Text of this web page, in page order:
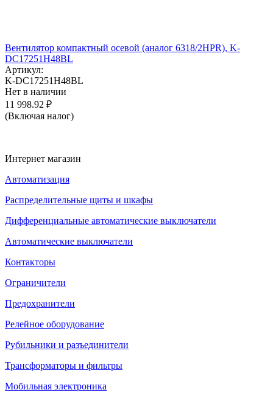
Вентилятор компактный осевой (аналог 6318/2HPR), K-
DC17251H48BL
Артикул:
K-DC17251H48BL
Нет в наличии
11 998.92 ₽
(Включая налог)
Интернет магазин
Автоматизация
Распределительные щиты и шкафы
Дифференциальные автоматические выключатели
Автоматические выключатели
Контакторы
Ограничители
Предохранители
Релейное оборудование
Рубильники и разъединители
Трансформаторы и фильтры
Мобильная электроника